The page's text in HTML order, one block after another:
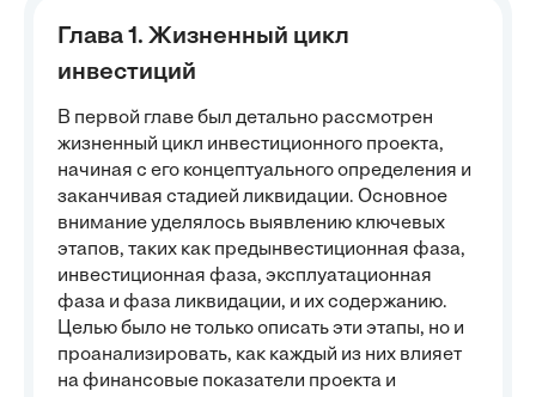
Глава 1. Жизненный цикл
инвестиций
В первой главе был детально рассмотрен
жизненный цикл инвестиционного проекта,
начиная с его концептуального определения и
заканчивая стадией ликвидации. Основное
внимание уделялось выявлению ключевых
этапов, таких как предынвестиционная фаза,
инвестиционная фаза, эксплуатационная
фаза и фаза ликвидации, и их содержанию.
Целью было не только описать эти этапы, но и
проанализировать, как каждый из них влияет
на финансовые показатели проекта и